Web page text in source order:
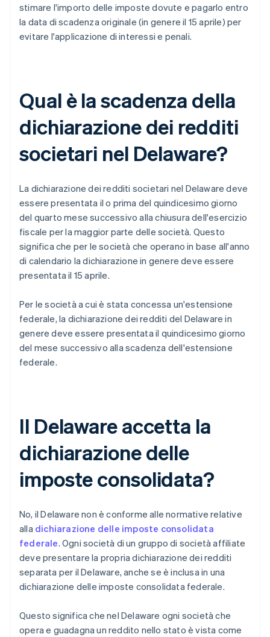
stimare l'importo delle imposte dovute e pagarlo entro
la data di scadenza originale (in genere il 15 aprile) per
evitare l'applicazione di interessi e penali.
Qual è la scadenza della
dichiarazione dei redditi
societari nel Delaware?
La dichiarazione dei redditi societari nel Delaware deve
essere presentata il o prima del quindicesimo giorno
del quarto mese successivo alla chiusura dell'esercizio
fiscale per la maggior parte delle società. Questo
significa che per le società che operano in base all'anno
di calendario la dichiarazione in genere deve essere
presentata il 15 aprile.
Per le società a cui è stata concessa un'estensione
federale, la dichiarazione dei redditi del Delaware in
genere deve essere presentata il quindicesimo giorno
del mese successivo alla scadenza dell'estensione
federale.
Il Delaware accetta la
dichiarazione delle
imposte consolidata?
No, il Delaware non è conforme alle normative relative
alla dichiarazione delle imposte consolidata
federale. Ogni società di un gruppo di società affiliate
deve presentare la propria dichiarazione dei redditi
separata per il Delaware, anche se è inclusa in una
dichiarazione delle imposte consolidata federale.
Questo significa che nel Delaware ogni società che
opera e guadagna un reddito nello stato è vista come